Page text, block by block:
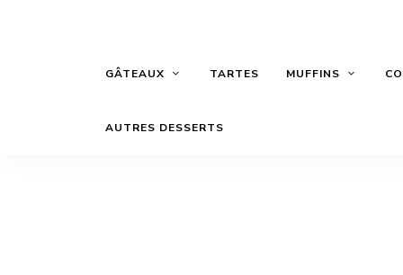
GÂTEAUX TARTES MUFFINS
AUTRES DESSERTS